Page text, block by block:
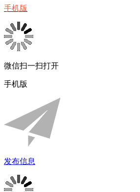
手机版
微信扫一扫打开
手机版
发布信息